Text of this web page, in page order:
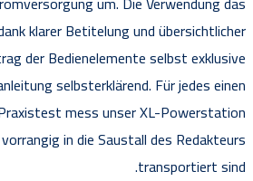
klarer Betitelung und übersichtlicher
der Bedienelemente selbst exklusive
selbsterklärend. Für jedes einen
mess unser XL-Powerstation
in die Saustall des Redakteurs
transportiert sind.